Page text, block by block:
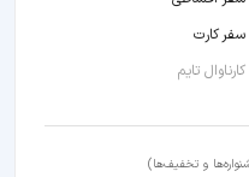
سفر کارت
کارناوال تایم
و تخفیف‌ها)